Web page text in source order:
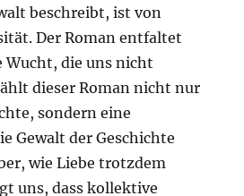
beschreibt, ist von
Der Roman entfaltet
Wucht, die uns nicht
dieser Roman nicht nur
sondern eine
Gewalt der Geschichte
wie Liebe trotzdem
uns, dass kollektive